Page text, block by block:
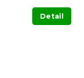
Detail